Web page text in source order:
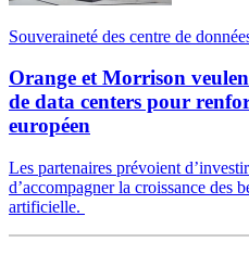
Souveraineté des centre de
Orange et Morrison
de data centers pour
européen
Les partenaires prévoient
d’accompagner la croissance des
artificielle.